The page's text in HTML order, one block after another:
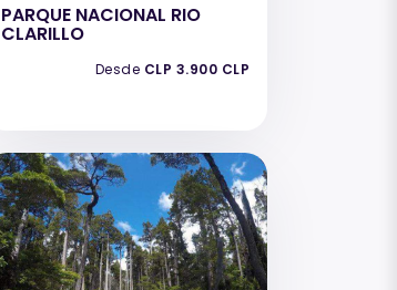
PARQUE NACIONAL RIO
CLARILLO
Desde CLP 3.900 CLP